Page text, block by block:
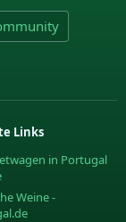
Links
in Portugal
Weine -